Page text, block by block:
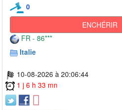
0
ENCHÉRIR
FR - 86***
Italie
10-08-2026 à 20:06:44
1 j 6 h 33 mn